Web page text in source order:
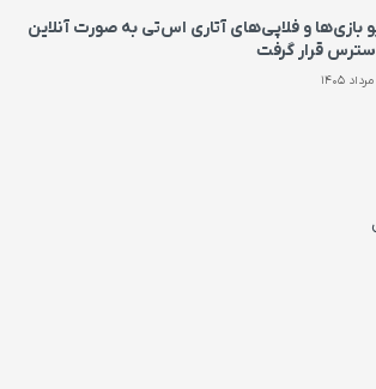
بازی‌ها و فلاپی‌های آتاری اس‌تی به‌ صورت آنلاین
قرار گرفت